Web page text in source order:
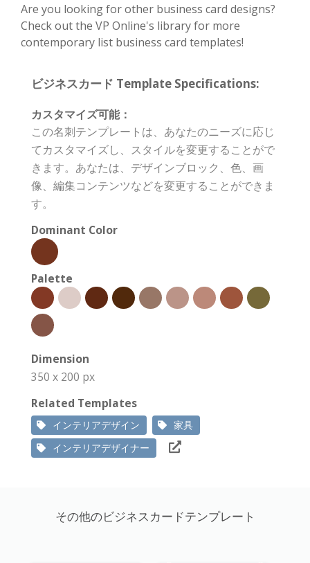
Are you looking for other business card designs?
Check out the VP Online's library for more
contemporary list business card templates!
ビジネスカード Template Specifications:
カスタマイズ可能：
この名刺テンプレートは、あなたのニーズに応じ
てカスタマイズし、スタイルを変更することがで
きます。あなたは、デザインブロック、色、画
像、編集コンテンツなどを変更することができま
す。
Dominant Color
Palette
Dimension
350 x 200 px
Related Templates
インテリアデザイン
家具
インテリアデザイナー
その他のビジネスカードテンプレート